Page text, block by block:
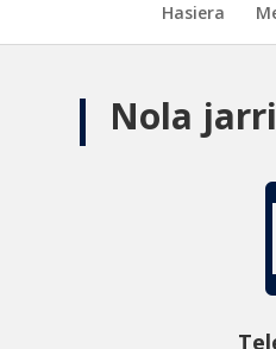
Hasiera
Nola